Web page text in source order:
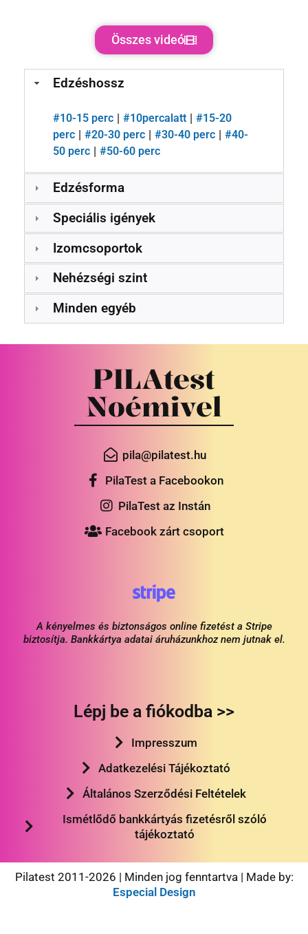
Összes videó
Edzéshossz
#10-15 perc #10percalatt #15-20
perc
#20-30 perc #30-40 perc #40-
50 perc
#50-60 perc
Edzésforma
Speciális igények
Izomcsoportok
Nehézségi szint
Minden egyéb
PILAtest
Noémivel
pila@pilatest.hu
PilaTest a Facebookon
PilaTest az Instán
Facebook zárt csoport
A kényelmes és biztonságos online fizetést a Stripe
biztosítja. Bankkártya adatai áruházunkhoz nem jutnak el.
Lépj be a fiókodba >>
Impresszum
Adatkezelési Tájékoztató
Általános Szerződési Feltételek
Ismétlődő bankkártyás fizetésről szóló
tájékoztató
Pilatest 2011-2026 | Minden jog fenntartva | Made by:
Especial Design